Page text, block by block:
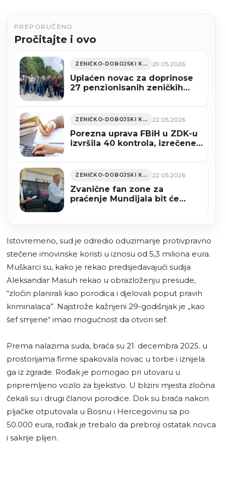
PREPORUČENO
Pročitajte i ovo
ZENIČKO-DOBOJSKI KANTON 29.05.2026
Uplaćen novac za doprinose
27 penzionisanih zeničkih
ZENIČKO-DOBOJSKI KANTON 22.05.2026
Porezna uprava FBiH u ZDK-u
izvršila 40 kontrola, izrečene
ZENIČKO-DOBOJSKI KANTON 22.05.2026
Zvanične fan zone za
praćenje Mundijala bit će
Istovremeno, sud je odredio oduzimanje protivpravno
stečene imovinske koristi u iznosu od 5,3 miliona eura.
Muškarci su, kako je rekao predsjedavajući sudija
Aleksandar Masuh rekao u obrazloženju presude,
“zločin planirali kao porodica i djelovali poput pravih
kriminalaca”. Najstrože kažnjeni 29-godišnjak je „kao
šef smjene“ imao mogućnost da otvori sef.
Prema nalazima suda, braća su 21. decembra 2025. u
prostorijama firme spakovala novac u torbe i iznijela
ga iz zgrade. Rođak je pomogao pri utovaru u
pripremljeno vozilo za bjekstvo. U blizini mjesta zločina
čekali su i drugi članovi porodice. Dok su braća nakon
pljačke otputovala u Bosnu i Hercegovinu sa po
50.000 eura, rođak je trebalo da prebroji ostatak novca
i sakrije plijen.